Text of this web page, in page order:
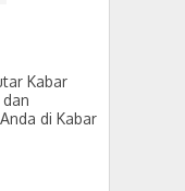
Kabar
di Kabar